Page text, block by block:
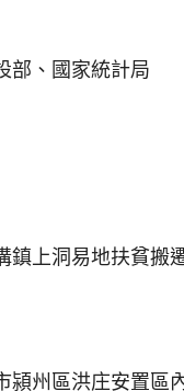
、國家統計局
上洞易地扶貧搬
州區洪庄安置區